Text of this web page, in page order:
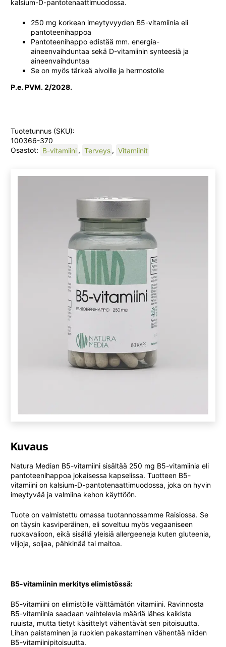
kaps.
määrä
kalsium-D-pantotenaattimuodossa.
250 mg korkean imeytyvyyden B5-vitamiinia eli
pantoteenihappoa
Pantoteenihappo edistää mm. energia-
aineenvaihduntaa sekä D-vitamiinin synteesiä ja
aineenvaihduntaa
Se on myös tärkeä aivoille ja hermostolle
P.e. PVM. 2/2028.
Tuotetunnus (SKU):
100366-370
Osastot: B-vitamiini , Terveys , Vitamiinit
Kuvaus
Natura Median B5-vitamiini sisältää 250 mg B5-vitamiinia eli
pantoteenihappoa jokaisessa kapselissa. Tuotteen B5-
vitamiini on kalsium-D-pantotenaattimuodossa, joka on hyvin
imeytyvää ja valmiina kehon käyttöön.
Tuote on valmistettu omassa tuotannossamme Raisiossa. Se
on täysin kasviperäinen, eli soveltuu myös vegaaniseen
ruokavalioon, eikä sisällä yleisiä allergeeneja kuten gluteenia,
viljoja, soijaa, pähkinää tai maitoa.
B5-vitamiinin merkitys elimistössä:
B5-vitamiini on elimistölle välttämätön vitamiini. Ravinnosta
B5-vitamiinia saadaan vaihtelevia määriä lähes kaikista
ruuista, mutta tietyt käsittelyt vähentävät sen pitoisuutta.
Lihan paistaminen ja ruokien pakastaminen vähentää niiden
B5-vitamiinipitoisuutta.